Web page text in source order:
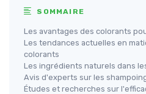
SOMMAIRE
Les avantages des colorants
Les tendances actuelles en
colorants
Les ingrédients naturels dans
Avis d'experts sur les
Études et recherches sur